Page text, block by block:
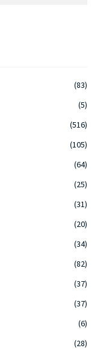
(83)
(5)
(516)
(105)
(64)
(25)
(31)
(20)
(34)
(82)
(37)
(37)
(6)
(28)